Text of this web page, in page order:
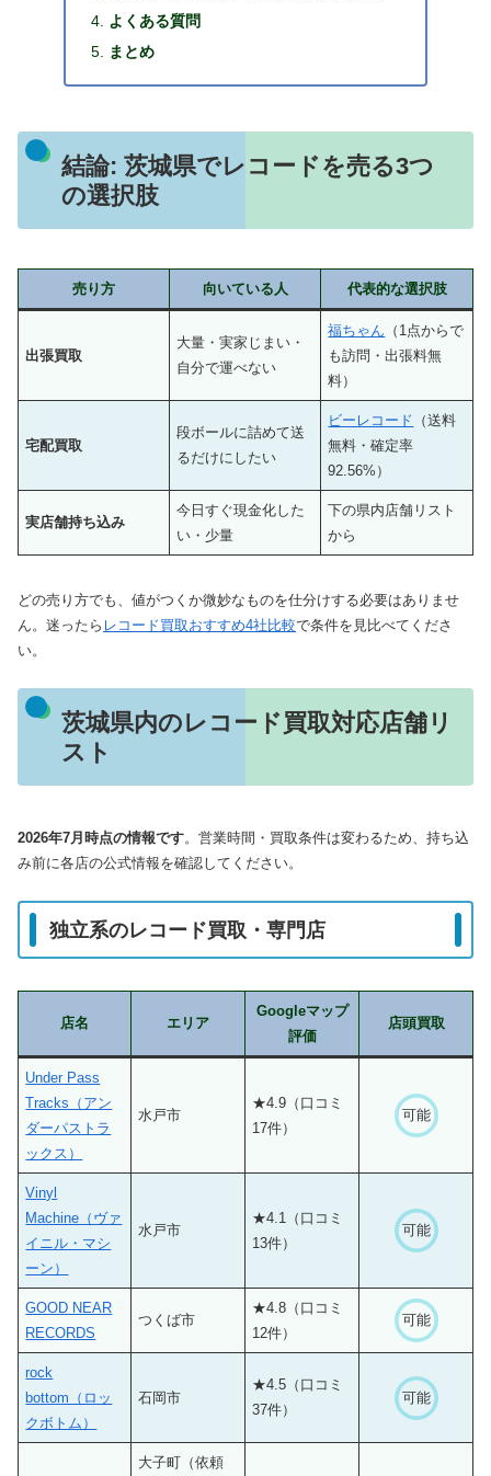
よくある質問
まとめ
結論: 茨城県でレコードを売る3つ
の選択肢
売り方 向いている人 代表的な選択肢
出張買取
大量・実家じまい・
自分で運べない
福ちゃん （1点からで
も訪問・出張料無
料）
宅配買取
段ボールに詰めて送
るだけにしたい
ビーレコード （送料
無料・確定率
92.56%）
実店舗持ち込み
今日すぐ現金化した
い・少量
下の県内店舗リスト
から
どの売り方でも、値がつくか微妙なものを仕分けする必要はありませ
ん。迷ったら レコード買取おすすめ4社比較で条件を見比べてくださ
い。
茨城県内のレコード買取対応店舗リ
スト
2026年7月時点の情報です。営業時間・買取条件は変わるため、持ち込
み前に各店の公式情報を確認してください。
独立系のレコード買取・専門店
店名 エリア
Googleマップ
評価
店頭買取
Under Pass
Tracks（アン
ダーパストラ
ックス）
水戸市
★4.9（口コミ
17件）
可能
Vinyl
Machine（ヴァ
イニル・マシ
ーン）
水戸市
★4.1（口コミ
13件）
可能
GOOD NEAR
RECORDS
つくば市
★4.8（口コミ
12件）
可能
rock
bottom（ロッ
クボトム）
石岡市
★4.5（口コミ
37件）
可能
大子町（依頼